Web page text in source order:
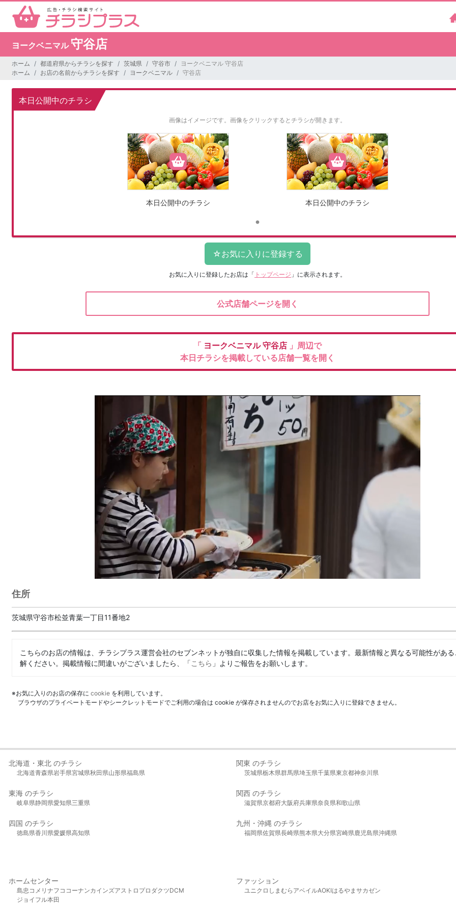
ヨークベニマル 守谷店
ホーム 都道府県からチラシを探す 茨城県 守谷市
ヨークベニマル 守谷店
ホーム
お店の名前からチラシを探す ヨークベニマル 守谷店
本日公開中のチラシ
画像はイメージです。 画像をクリックするとチラシが開きます。
本日公開中のチラシ 本日公開中のチラシ
お気に入りに登録したお店は 「 トップページ 」に表示されます。
公式店舗ページを開く
「 ヨークベニマル守谷店 」周辺で
本日チラシを掲載している店舗一覧を開く
住所
茨城県守谷市松並青葉一丁目11番地2
こちらのお店の情報は、チラシプラス運営会社のセブンネットが独自に収集した情報を掲載しています。最新情報と異なる可能性があ
解ください。掲載情報に間違いがございましたら、「こちら 」よりご報告をお願いします。
※お気に入りのお店の保存に cookie を利用しています。
ブラウザのプライベートモードやシークレットモードでご利用の場合は cookie が保存されませんのでお店をお気に入りに登録できません。
北海道・東北 のチラシ
北海道青森県岩手県宮城県秋田県山形県福島県
関東 のチラシ
茨城県栃木県群馬県埼玉県千葉県東京都神奈川県
東海 のチラシ
岐阜県静岡県愛知県三重県
関西 のチラシ
滋賀県京都府大阪府兵庫県奈良県和歌山県
四国 のチラシ
徳島県香川県愛媛県高知県
九州・沖縄 のチラシ
福岡県佐賀県長崎県熊本県大分県宮崎県鹿児島県沖縄県
ホームセンター
島忠 コメリ ナフコ コーナンカインズアストロプロダクツDCM
ジョイフル本田
ファッション
ユニクロ しまむら アベイルAOKIはるやま サカゼン